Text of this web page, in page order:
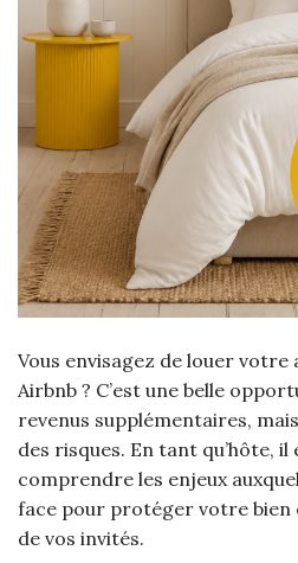
Vous envisagez de louer
Airbnb ? C’est une belle
revenus supplémentaires,
des risques. En tant qu’hôte, il
comprendre les enjeux
face pour protéger votre bien
de vos invités.